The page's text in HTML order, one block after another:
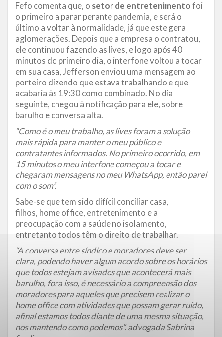
Fefo comenta que, o setor de entretenimentofoi
o primeiro a parar perante pandemia, e será o
último a voltar à normalidade, já que este gera
aglomerações. Depois que a empresa o contratou,
ele continuou fazendo as lives, e logo após 40
minutos do primeiro dia, o interfone voltou a tocar
em sua casa, Jefferson enviou uma mensagem ao
porteiro dizendo que estava trabalhando e que
acabaria às 19:30 como combinado. No dia
seguinte, chegou à notificação para ele, sobre
barulho e conversa alta.
“Como é o meu trabalho, as lives foram a solução
mais rápida para manter o meu público e
contratantes informados. No primeiro ocorrido, em
15 minutos o meu interfone começou a tocar e
chegaram mensagens no meu WhatsApp, então parei
com o som”.
Sabe-se que tem sido difícil conciliar casa,
filhos, home office, entretenimento e a
preocupação com a saúde no isolamento,
entretanto todos têm o direito de trabalhar.
“A conversa entre síndico e moradores deve ser
clara, podendo haver algum acordo sobre os horários
que todos estejam avisados que acontecerá mais
barulho, fora isso, é necessário a compreensão dos
moradores para aqueles que precisem realizar o
home office com atividades que possam gerar ruído,
afinal estamos todos diante de uma mesma situação,
nos mantendo como podemos”. advogada Sabrina